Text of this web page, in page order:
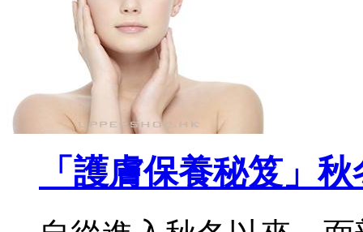
「護膚保養秘笈」